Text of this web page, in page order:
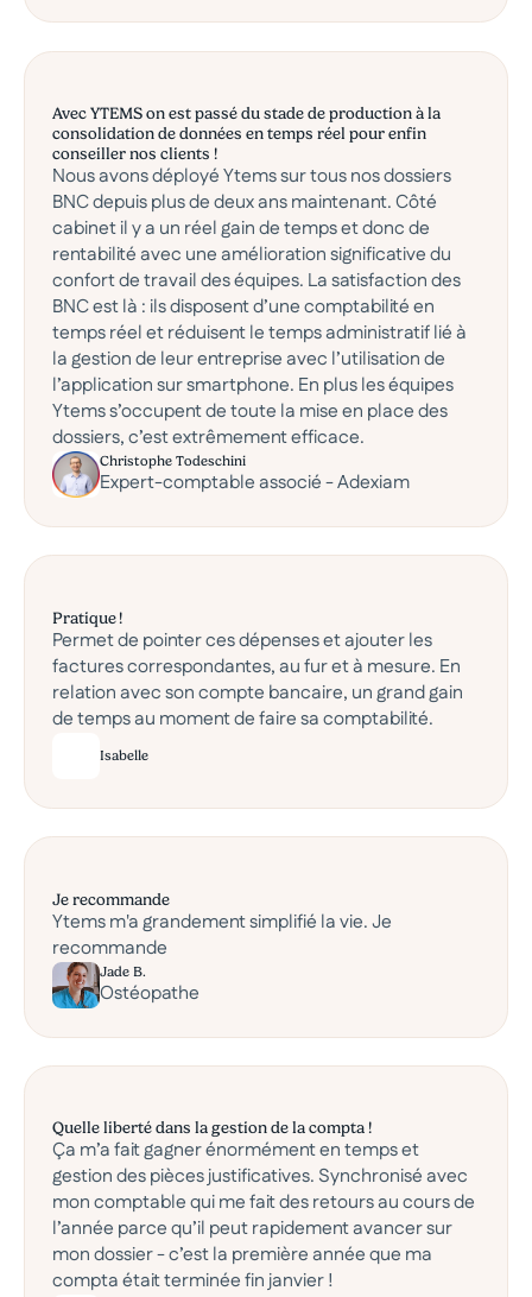
Avec YTEMS on est passé du stade de production à la
consolidation de données en temps réel pour enfin
conseiller nos clients !
Nous avons déployé Ytems sur tous nos dossiers
BNC depuis plus de deux ans maintenant. Côté
cabinet il y a un réel gain de temps et donc de
rentabilité avec une amélioration significative du
confort de travail des équipes. La satisfaction des
BNC est là : ils disposent d’une comptabilité en
temps réel et réduisent le temps administratif lié à
la gestion de leur entreprise avec l’utilisation de
l’application sur smartphone. En plus les équipes
Ytems s’occupent de toute la mise en place des
dossiers, c’est extrêmement efficace.
Christophe Todeschini
Expert-comptable associé - Adexiam
Pratique !
Permet de pointer ces dépenses et ajouter les
factures correspondantes, au fur et à mesure. En
relation avec son compte bancaire, un grand gain
de temps au moment de faire sa comptabilité.
Isabelle
Je recommande
Ytems m'a grandement simplifié la vie. Je
recommande
Jade B.
Ostéopathe
Quelle liberté dans la gestion de la compta !
Ça m’a fait gagner énormément en temps et
gestion des pièces justificatives. Synchronisé avec
mon comptable qui me fait des retours au cours de
l’année parce qu’il peut rapidement avancer sur
mon dossier - c’est la première année que ma
compta était terminée fin janvier !